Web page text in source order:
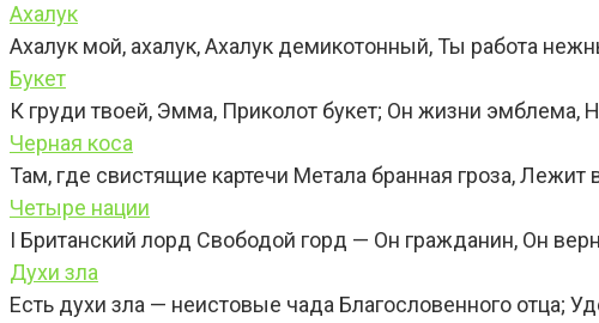
Ахалук
Ахалук мой, ахалук, Ахалук демикотонный, Ты работа
Букет
К груди твоей, Эмма, Приколот букет; Он жизни эмблема,
Черная коса
Там, где свистящие картечи Метала бранная гроза, Лежит
Четыре нации
I Британский лорд Свободой горд — Он гражданин, Он
Духи зла
Есть духи зла — неистовые чада Благословенного отца;